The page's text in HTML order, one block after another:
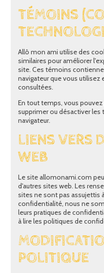
TÉMOINS
Allô mon ami utilise des
similaires pour améliorer
site. Ces témoins
navigateur que vous utilisez
consultées.
En tout temps, vous
supprimer ou désactiver
navigateur.
LIENS VERS
WEB
Le site allomonami.com
d'autres sites web. Les
sites ne sont pas assujettis
confidentialité, nous ne
leurs pratiques de
à lire les politiques de
POLITIQUE